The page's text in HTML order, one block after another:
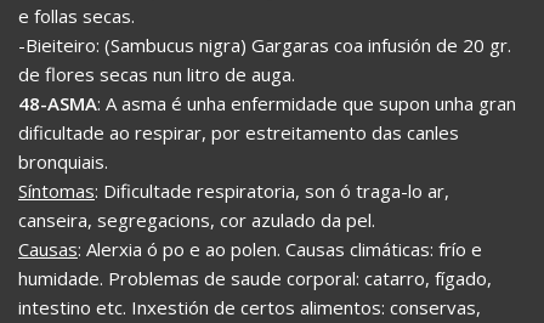
e follas secas.
-Bieiteiro: (Sambucus nigra) Gargaras coa infusión de 20 gr.
de flores secas nun litro de auga.
48-ASMA: A asma é unha enfermidade que supon unha gran
dificultade ao respirar, por estreitamento das canles
bronquiais.
Síntomas: Dificultade respiratoria, son ó traga-lo ar,
canseira, segregacions, cor azulado da pel.
Causas: Alerxia ó po e ao polen. Causas climáticas: frío e
humidade. Problemas de saude corporal: catarro, fígado,
intestino etc. Inxestión de certos alimentos: conservas,